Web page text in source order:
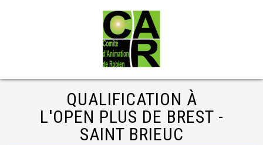
QUALIFICATION À
L'OPEN PLUS DE BREST -
SAINT BRIEUC